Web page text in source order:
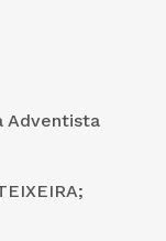
Adventista